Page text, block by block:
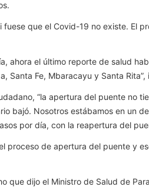
que el Covid-19 no existe. El
ahora el último reporte de salud
Santa Fe, Mbaracayu y Santa Rita”,
“la apertura del puente no
bajó. Nosotros estábamos en un
por día, con la reapertura del
de apertura del puente y
que dijo el Ministro de Salud de